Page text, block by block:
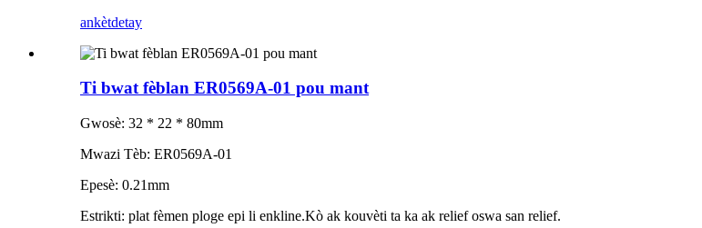
ankètdetay
Ti bwat fèblan ER0569A-01 pou mant
Gwosè: 32 * 22 * ​​80mm
Mwazi Tèb: ER0569A-01
Epesè: 0.21mm
Estrikti: plat fèmen ploge epi li enkline.Kò ak kouvèti ta ka ak relief oswa san relief.